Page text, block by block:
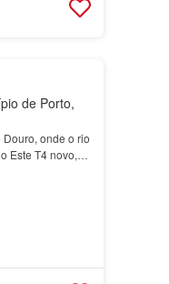
de Porto,
onde o rio
Este T4 novo,